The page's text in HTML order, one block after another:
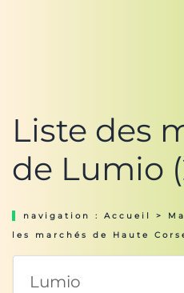
Liste des
de Lumio
navigation : Accueil >
les marchés de Haute
Lumio